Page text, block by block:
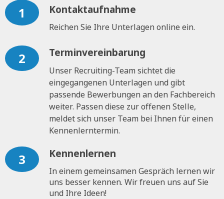
1 Kontaktaufnahme
Reichen Sie Ihre Unterlagen online ein.
2 Terminvereinbarung
Unser Recruiting-Team sichtet die
eingegangenen Unterlagen und gibt
passende Bewerbungen an den Fachbereich
weiter. Passen diese zur offenen Stelle,
meldet sich unser Team bei Ihnen für einen
Kennenlerntermin.
3 Kennenlernen
In einem gemeinsamen Gespräch lernen wir
uns besser kennen. Wir freuen uns auf Sie
und Ihre Ideen!